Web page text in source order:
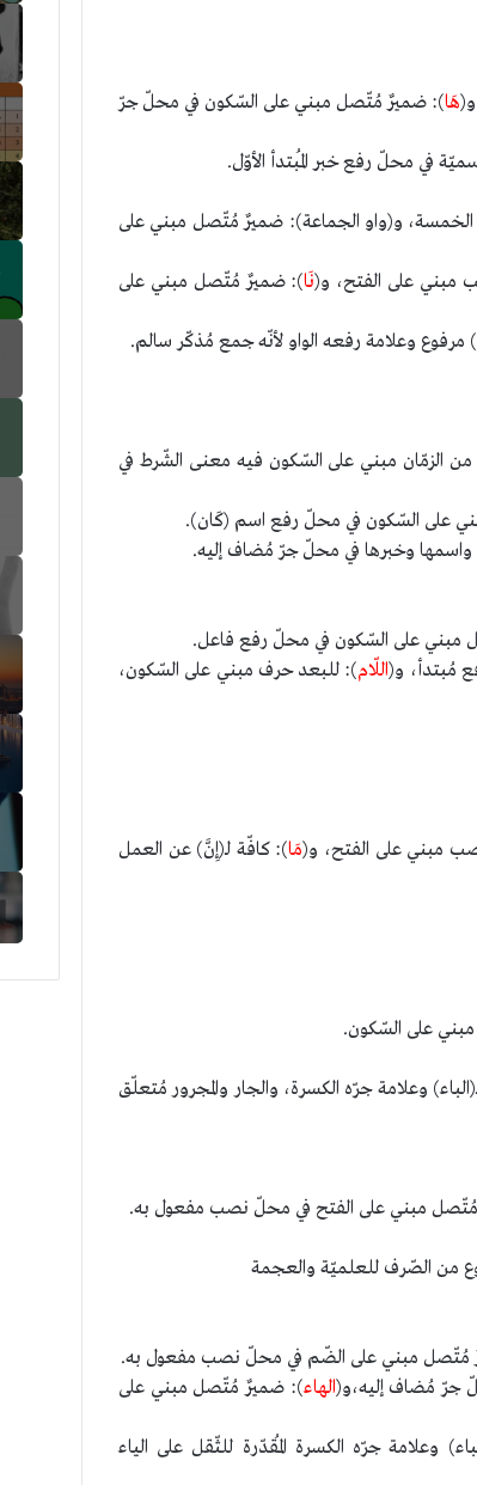
هَا): ضميرٌ مُتّصل مبني على السّكون في محلّ جرّ
في محلّ رفع خبر المُبتدأ الأوّل.
الخمسة، و(واو الجماعة): ضميرٌ مُتّصل مبني على
مبني على الفتح، و(نَا): ضميرٌ مُتّصل مبني على
مرفوع وعلامة رفعه الواو لأنّه جمع مُذكّر سالم.
الزمّان مبني على السّكون فيه معنى الشّرط في
على السّكون في محلّ رفع اسم (كَان).
وخبرها في محلّ جرّ مُضاف إليه.
مبني على السّكون في محلّ رفع فاعل.
مُبتدأ، و(اللّام): للبعد حرف مبني على السّكون،
مبني على الفتح، و(مَا): كافّة لـ(إِنَّ) عن العمل
مبني على السّكون.
وعلامة جرّه الكسرة، والجار والمجرور مُتعلّق
مبني على الفتح في محلّ نصب مفعول به.
من الصّرف للعلميّة والعجمة
مُتّصل مبني على الضّم في محلّ نصب مفعول به.
جرّ مُضاف إليه،و(الهاء): ضميرٌ مُتّصل مبني على
وعلامة جرّه الكسرة المُقدّرة للثّقل على الياء